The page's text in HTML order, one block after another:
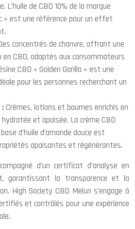
L’huile de CBD 10% de la marque
» est une référence pour un effet
concentrés de chanvre, offrant une
CBD, adaptés aux consommateurs
CBD « Golden Gorilla » est une
pour les personnes recherchant un
Crèmes, lotions et baumes enrichis en
et apaisée. La crème CBD
d’huile d’amande douce est
apaisantes et régénérantes.
d’un certificat d’analyse en
garantissant la transparence et la
High Society CBD Melun s’engage à
et contrôlés pour une expérience